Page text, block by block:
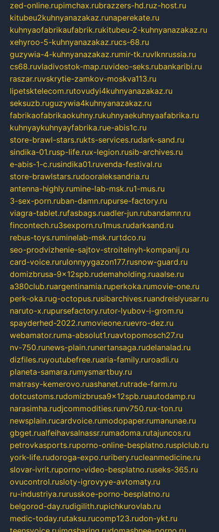
zed-online.rupimchax.rubrazzers-hd.ruz-host.ru
kitubeu2kuhnyanazakaz.runaperekate.ru
kuhnyaofabrikaufabrik.rukitubeu-2-kuhnyanazakaz.ru
xehyroo-5-kuhnyanazakaz.rucs-68.ru
guzywia-4-kuhnyanazakaz.rumir-tk.ruvlknrussia.ru
cs68.ruvladivostok-map.ruvideo-seks.rubankaribi.ru
raszar.ruvskrytie-zamkov-moskva113.ru
lipetsktelecom.rutovudyi4kuhnyanazakaz.ru
seksuzb.ruguzywia4kuhnyanazakaz.ru
fabrikaofabrikaokuhny.rukuhnyaekuhnyaafabrika.ru
kuhnyaykuhnyayfabrika.rue-abis1c.ru
store-brawl-stars.rukts-services.rudark-sand.ru
sindika-01.rusp-life.rux-legion.rusib-archives.ru
e-abis-1-c.rusindika01.ruvenda-festival.ru
store-brawlstars.rudooraleksandria.ru
antenna-highly.rumine-lab-msk.ru1-mus.ru
3-sex-porn.ruban-damn.rupurse-factory.ru
viagra-tablet.rufasbags.ruadler-jun.rubandamn.ru
fincontech.ru3sexporn.ru1mus.rudarksand.ru
rebus-toys.ruminelab-msk.rurtdco.ru
seo-prodvizhenie-sajtov-stroitelnyh-kompanij.ru
card-voice.rurulonnyygazon177.rusnow-guard.ru
domizbrusa-9x12spb.rudemaholding.ruaalse.ru
a380club.ruargentinamia.ruperkoka.rumovie-one.ru
perk-oka.rug-octopus.rusibarchives.ruandreislyusar.ru
naruto-x.rupursefactory.rutor-lyubov-i-grom.ru
spayderhed-2022.rumovieone.ruevro-dez.ru
webamator.ruma-absolut1.ruavtopomosch27.ru
nv-750.runews-plain.runertansaga.rudelanalad.ru
dizfiles.ruyoutubefree.ruaria-family.ruroadli.ru
planeta-samara.rumysmartbuy.ru
matrasy-kemerovo.ruashanet.rutrade-farm.ru
dotcustoms.rudomizbrusa9x12spb.ruautodamp.ru
narasimha.rudjcommodities.runv750.rux-ton.ru
newsplain.rucardvoice.rumodopaper.rumanunae.ru
gbget.rualfeihavsalnassr.rumadoma.rutajuncos.ru
petrovkasports.ruporno-online-besplatno.rusplclub.ru
york-life.rudoroga-expo.ruribery.rucleanmedicine.ru
slovar-ivrit.ruporno-video-besplatno.ruseks-365.ru
ovucontrol.rusloty-igrovyye-avtomaty.ru
ru-industriya.rurusskoe-porno-besplatno.ru
belgorod-day.rudigilith.rupichkurovlab.ru
medic-today.rutaksu.rucomp123.rudon-ykt.ru